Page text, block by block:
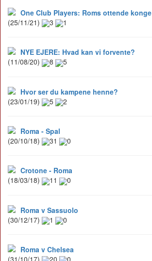
One Club Players: Roms ottende konge
(25/11/21)
3 1
NYE EJERE: Hvad kan vi forvente?
(11/08/20)
8 5
Hvor ser du kampene henne?
(23/01/19)
5 2
Roma - Spal
(20/10/18)
31 0
Crotone - Roma
(18/03/18)
11 0
Roma v Sassuolo
(30/12/17)
1 0
Roma v Chelsea
(31/10/17)
20 0